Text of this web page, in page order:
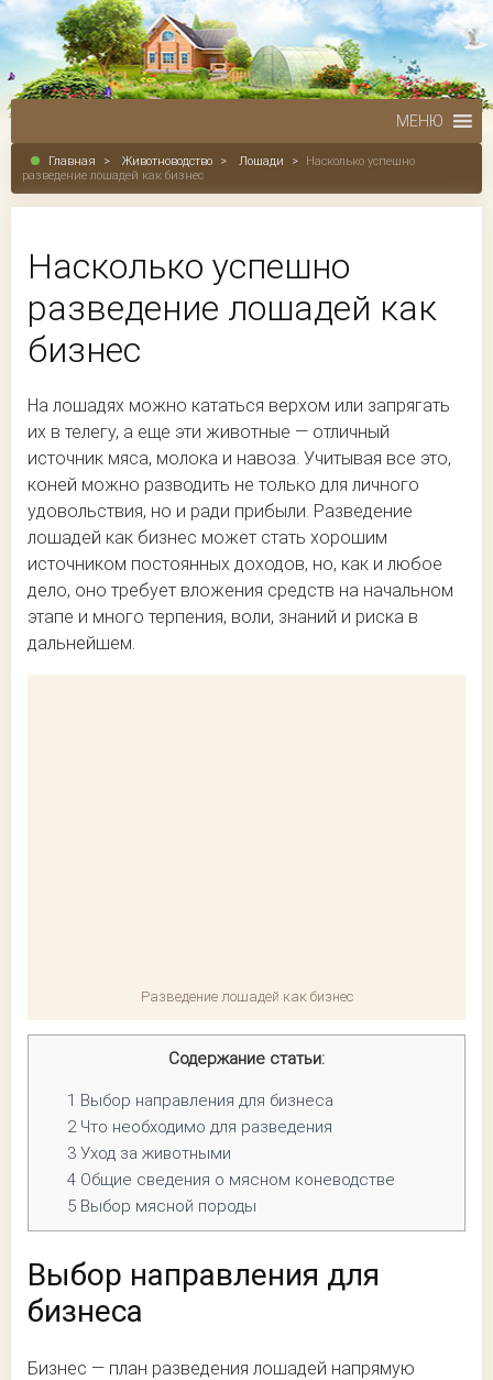
МЕНЮ
Главная > Животноводство > Лошади >
Насколько успешно
разведение лошадей как бизнес
Насколько успешно
разведение лошадей как
бизнес
На лошадях можно кататься верхом или запрягать
их в телегу, а еще эти животные — отличный
источник мяса, молока и навоза. Учитывая все это,
коней можно разводить не только для личного
удовольствия, но и ради прибыли. Разведение
лошадей как бизнес может стать хорошим
источником постоянных доходов, но, как и любое
дело, оно требует вложения средств на начальном
этапе и много терпения, воли, знаний и риска в
дальнейшем.
Разведение лошадей как бизнес
Содержание статьи:
1 Выбор направления для бизнеса
2Что необходимо для разведения
3 Уход за животными
4 Общие сведения о мясном коневодстве
5 Выбор мясной породы
Выбор направления для
бизнеса
Бизнес — план разведения лошадей напрямую